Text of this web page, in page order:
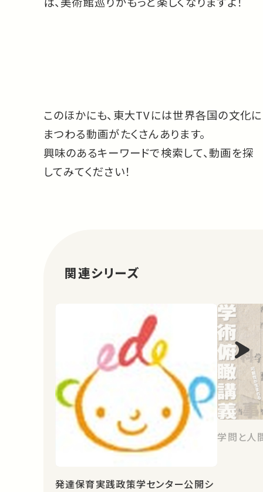
このほかにも、東大TVには世界各国の文化に
まつわる動画がたくさんあります。
興味のあるキーワードで検索して、動画を探
してみてください！
関連シリーズ
発達保育実践政策学センター公開シ
学問と人